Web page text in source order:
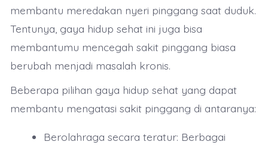
membantu meredakan nyeri pinggang saat duduk.
Tentunya, gaya hidup sehat ini juga bisa
membantumu mencegah sakit pinggang biasa
berubah menjadi masalah kronis.
Beberapa pilihan gaya hidup sehat yang dapat
membantu mengatasi sakit pinggang di antaranya:
Berolahraga secara teratur: Berbagai